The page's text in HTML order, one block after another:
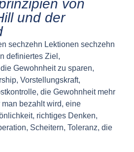
von
und der
sechzehn Lektionen sechzehn
definiertes Ziel,
Gewohnheit zu sparen,
Vorstellungskraft,
die Gewohnheit mehr
bezahlt wird, eine
richtiges Denken,
Scheitern, Toleranz, die